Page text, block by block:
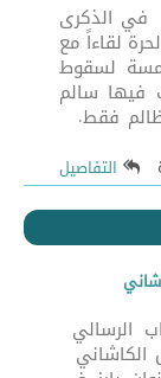
في الذكرى
لقاءاً مع
لسقوط
فيها سالم
فقط.
التفاصيل
الرسالي
الكاشاني